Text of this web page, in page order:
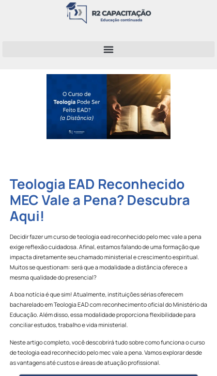
Teologia EAD Reconhecido
MEC Vale a Pena? Descubra
Aqui!
Decidir fazer um curso de teologia ead reconhecido pelo mec vale a pena
exige reflexão cuidadosa. Afinal, estamos falando de uma formação que
impacta diretamente seu chamado ministerial e crescimento espiritual.
Muitos se questionam: será que a modalidade a distância oferece a
mesma qualidade do presencial?
A boa notícia é que sim! Atualmente, instituições sérias oferecem
bacharelado em Teologia EAD com reconhecimento oficial do Ministério da
Educação. Além disso, essa modalidade proporciona flexibilidade para
conciliar estudos, trabalho e vida ministerial.
Neste artigo completo, você descobrirá tudo sobre como funciona o curso
de teologia ead reconhecido pelo mec vale a pena. Vamos explorar desde
as vantagens até custos e áreas de atuação profissional.